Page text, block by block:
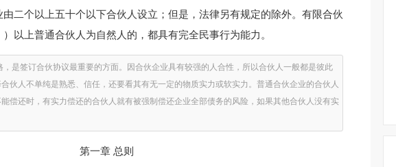
由二个以上五十个以下合伙人设立；但是，法律另有规定的除外。有限合伙
以上普通合伙人为自然人的，都具有完全民事行为能力。
是签订合伙协议最重要的方面。因合伙企业具有较强的人合性，所以合伙人一般都是彼此
伙人不单纯是熟悉、信任，还要看其有无一定的物质实力或软实力。普通合伙企业的合伙人
偿还时，有实力偿还的合伙人就有被强制偿还企业全部债务的风险，如果其他合伙人没有实
第一章 总则